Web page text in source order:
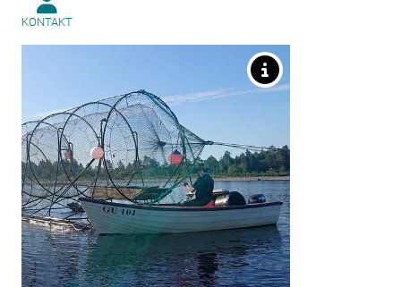
KONTAKT